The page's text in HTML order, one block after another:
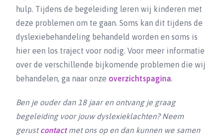
hulp. Tijdens de begeleiding leren wij kinderen met
deze problemen om te gaan. Soms kan dit tijdens de
dyslexiebehandeling behandeld worden en soms is
hier een los traject voor nodig. Voor meer informatie
over de verschillende bijkomende problemen die wij
behandelen, ga naar onze overzichtspagina
Ben je ouder dan 18 jaar en ontvang je graag
begeleiding voor jouw dyslexieklachten? Neem
gerustcontactmet ons op en dan kunnen we samen